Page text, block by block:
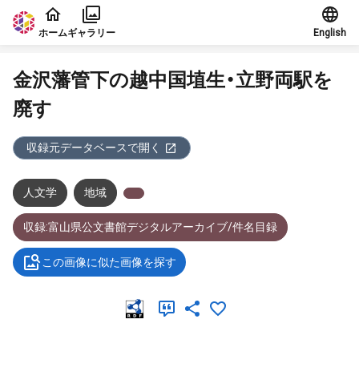
本文に飛ぶ
ホームギャラリー English
金沢藩管下の越中国埴生・立野両駅を
廃す
収録元データベースで開く
人文学 地域
収録:富山県公文書館デジタルアーカイブ/件名目録
この画像に似た画像を探す